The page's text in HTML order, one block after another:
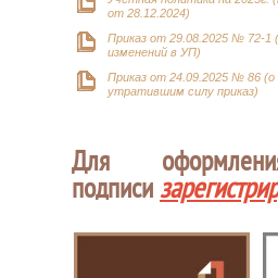
от 28.12.2024)
Приказ от 29.08.2025 № 72-1
изменений в УП)
Приказ от 24.09.2025 № 86 (о
утратившим силу приказ)
Для
подписи